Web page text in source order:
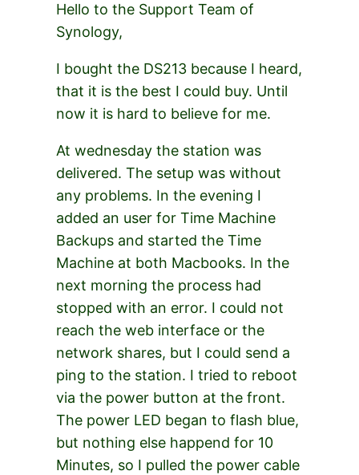
Hello to the Support Team of
Synology,
I bought the DS213 because I heard,
that it is the best I could buy. Until
now it is hard to believe for me.
At wednesday the station was
delivered. The setup was without
any problems. In the evening I
added an user for Time Machine
Backups and started the Time
Machine at both Macbooks. In the
next morning the process had
stopped with an error. I could not
reach the web interface or the
network shares, but I could send a
ping to the station. I tried to reboot
via the power button at the front.
The power LED began to flash blue,
but nothing else happend for 10
Minutes, so I pulled the power cable